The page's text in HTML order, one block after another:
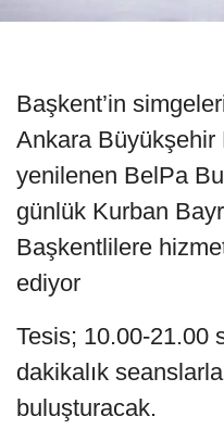
Başkent’in
Ankara Büyükşehir
yenilenen BelPa
günlük Kurban
Başkentlilere
ediyor
Tesis; 10.00-21.00
dakikalık
buluşturacak.